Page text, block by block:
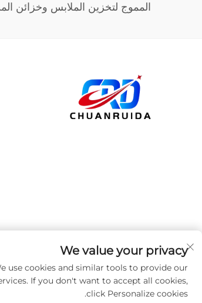
المموج لتخزين الملابس وخزائن
We value your privacy
use cookies and similar tools to provide our
If you don't want to accept all cookies,
click Personalize cookies.